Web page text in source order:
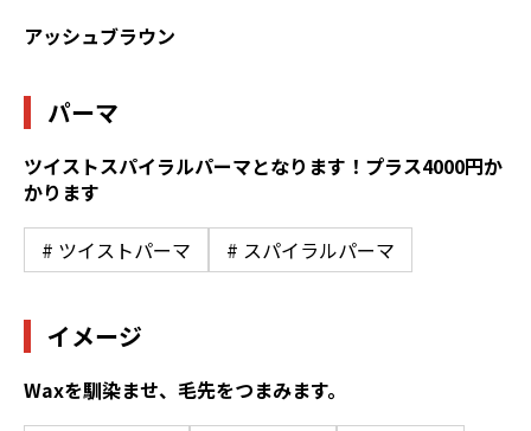
アッシュブラウン
パーマ
ツイストスパイラルパーマとなります！プラス4000円か
かります
# ツイストパーマ # スパイラルパーマ
イメージ
Waxを馴染ませ、毛先をつまみます。